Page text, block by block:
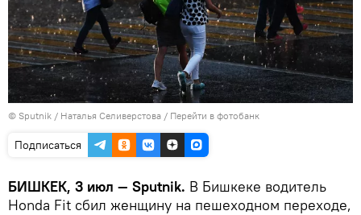
© Sputnik / Наталья Селиверстова / Перейти в фотобанк
Подписаться
БИШКЕК, 3 июл — Sputnik. В Бишкеке водитель
Honda Fit сбил женщину на пешеходном переходе,